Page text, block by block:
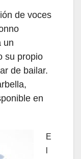
de voces
un
su propio
de bailar.
en
E